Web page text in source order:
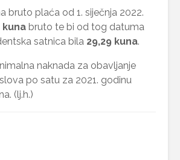
bruto plaća od 1. siječnja 2022.
kuna bruto te bi od tog datuma
satnica bila 29,29 kuna.
naknada za obavljanje
po satu za 2021. godinu
(lj.h.)